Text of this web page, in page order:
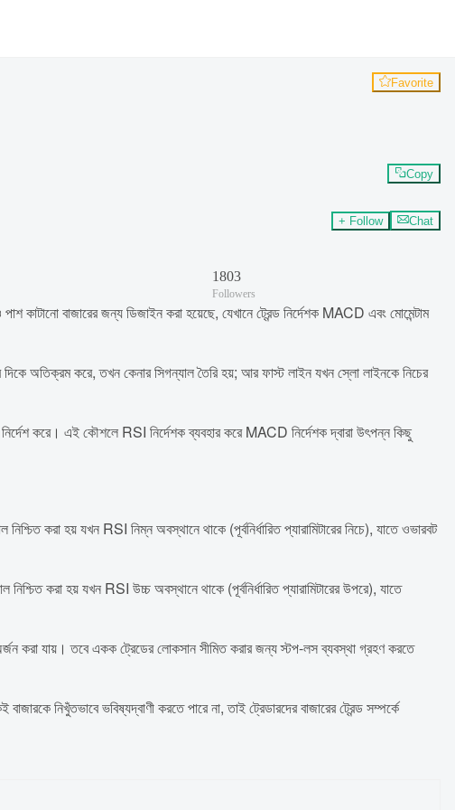
Favorite
Copy
+ Follow Chat
1803
Followers
বাজারের জন্য ডিজাইন করা হয়েছে, যেখানে ট্রেন্ড নির্দেশক MACD এবং মোমেন্টাম
অতিক্রম করে, তখন কেনার সিগন্যাল তৈরি হয়; আর ফাস্ট লাইন যখন স্লো লাইনকে নিচের
করে। এই কৌশলে RSI নির্দেশক ব্যবহার করে MACD নির্দেশক দ্বারা উৎপন্ন কিছু
করা হয় যখন RSI নিম্ন অবস্থানে থাকে (পূর্বনির্ধারিত প্যারামিটারের নিচে), যাতে ওভারবট
করা হয় যখন RSI উচ্চ অবস্থানে থাকে (পূর্বনির্ধারিত প্যারামিটারের উপরে), যাতে
করা যায়। তবে একক ট্রেডের লোকসান সীমিত করার জন্য স্টপ-লস ব্যবস্থা গ্রহণ করতে
নিখুঁতভাবে ভবিষ্যদ্বাণী করতে পারে না, তাই ট্রেডারদের বাজারের ট্রেন্ড সম্পর্কে